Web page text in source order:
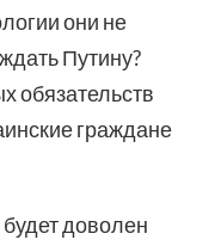
они не
Путину?
обязательств
граждане
будет доволен